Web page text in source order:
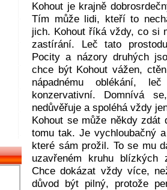
Kohout je krajně
Tím může lidi, kteří to
jich. Kohout říká vždy, co si
zastírání. Leč tato
Pocity a názory druhých
chce být Kohout vážen,
nápadnému oblékání,
konzervativní. Domnívá
nedůvěřuje a spoléhá vždy
Kohout se může někdy zdát
tomu tak. Je vychloubačný
které sám prožil. To se mu
uzavřeném kruhu
Chce dokázat vždy více,
důvod být pilný, protože